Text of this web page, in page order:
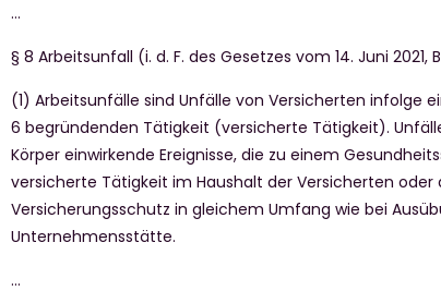
…
§ 8 Arbeitsunfall (i. d. F. des Gesetzes vom 14. Juni 2021,
(1) Arbeitsunfälle sind Unfälle von Versicherten infolge
6 begründenden Tätigkeit (versicherte Tätigkeit).
Körper einwirkende Ereignisse, die zu einem
versicherte Tätigkeit im Haushalt der Versicherten
Versicherungsschutz in gleichem Umfang wie bei
Unternehmensstätte.
…